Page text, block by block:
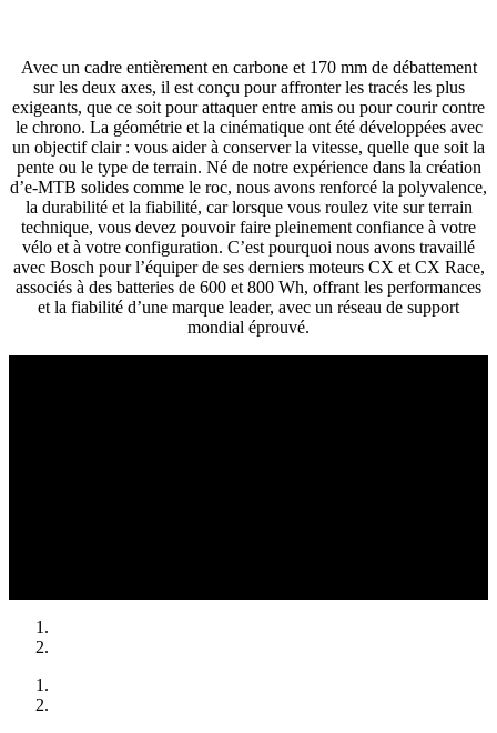
Avec un cadre entièrement en carbone et 170 mm de débattement
sur les deux axes, il est conçu pour affronter les tracés les plus
exigeants, que ce soit pour attaquer entre amis ou pour courir contre
le chrono. La géométrie et la cinématique ont été développées avec
un objectif clair : vous aider à conserver la vitesse, quelle que soit la
pente ou le type de terrain. Né de notre expérience dans la création
d’e-MTB solides comme le roc, nous avons renforcé la polyvalence,
la durabilité et la fiabilité, car lorsque vous roulez vite sur terrain
technique, vous devez pouvoir faire pleinement confiance à votre
vélo et à votre configuration. C’est pourquoi nous avons travaillé
avec Bosch pour l’équiper de ses derniers moteurs CX et CX Race,
associés à des batteries de 600 et 800 Wh, offrant les performances
et la fiabilité d’une marque leader, avec un réseau de support
mondial éprouvé.